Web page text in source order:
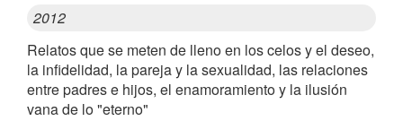
2012
Relatos que se meten de lleno en los celos y el deseo,
la infidelidad, la pareja y la sexualidad, las relaciones
entre padres e hijos, el enamoramiento y la ilusión
vana de lo "eterno"